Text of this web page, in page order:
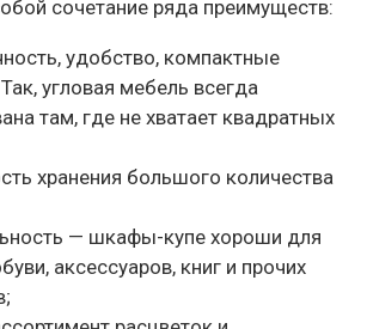
сочетание ряда преимуществ:
удобство, компактные
угловая мебель всегда
там, где не хватает квадратных
хранения большого количества
— шкафы-купе хороши для
аксессуаров, книг и прочих